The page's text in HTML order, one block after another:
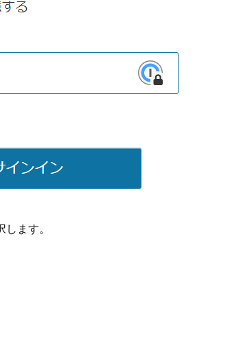
ます。